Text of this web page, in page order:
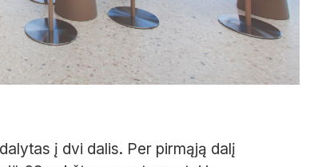
į dvi dalis. Per pirmąją dalį